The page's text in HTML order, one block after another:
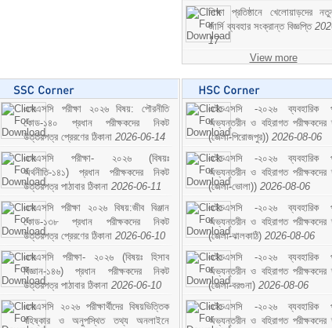
শিক্ষা প্রতিষ্ঠানে খেলোয়াড়দের
জার্সি ব্যবহার সংক্রান্ত বিজ্ঞপ্তি
17
View more
এসএসসি পরীক্ষা ২০২৬ বিষয়: পৌরনীতি
কোড-১৪০ প্রধান পরীক্ষকদের নিকট
উত্তরপত্র প্রেরণের ঠিকানা 2026-06-14
এসএসসি পরীক্ষা- ২০২৬ (বিষয়ঃ
অর্থনীতি-১৪১) প্রধান পরীক্ষকদের নিকট
উত্তরপত্র পাঠাবার ঠিকানা 2026-06-11
এসএসসি পরীক্ষা ২০২৬ বিষয়:জীব বিঞ্জান
কোড-১৩৮ প্রধান পরীক্ষকদের নিকট
উত্তরপত্র প্রেরণের ঠিকানা 2026-06-10
এসএসসি পরীক্ষা- ২০২৬ (বিষয়ঃ হিসাব
বিজ্ঞান-১৪৬) প্রধান পরীক্ষকদের নিকট
উত্তরপত্র পাঠাবার ঠিকানা 2026-06-10
এসএসসি ২০২৬ পরীক্ষার্থীদের বিষয়ভিত্তিক
বহিষ্কার ও অনুপস্থিত তথ্য অনলাইনে
এইচএসসি -২০২৬ ব্যবহারিক
অভ্যন্তরীন ও বহিরাগত পরীক্ষকদের
(জেলা-পিরোজপুর)) 2026-08-06
এইচএসসি -২০২৬ ব্যবহারিক
অভ্যন্তরীন ও বহিরাগত পরীক্ষকদের
(জেলা-ভোলা)) 2026-08-06
এইচএসসি -২০২৬ ব্যবহারিক
অভ্যন্তরীন ও বহিরাগত পরীক্ষকদের
(জেলা-ঝালকাঠি) 2026-08-06
এইচএসসি -২০২৬ ব্যবহারিক
অভ্যন্তরীন ও বহিরাগত পরীক্ষকদের
(জেলা-বরগুনা) 2026-08-06
এইচএসসি -২০২৬ ব্যবহারিক
অভ্যন্তরীন ও বহিরাগত পরীক্ষকদের